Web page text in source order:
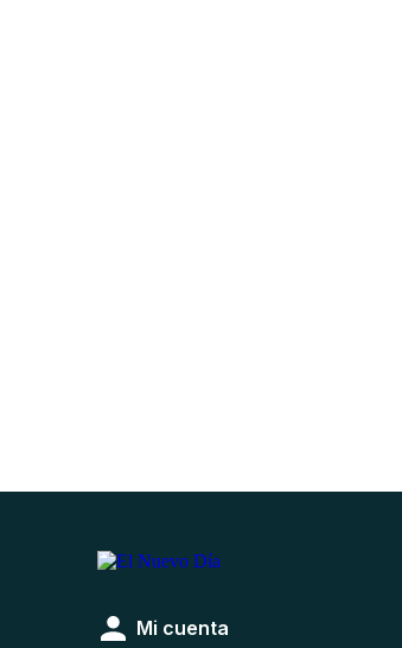
Mi cuenta